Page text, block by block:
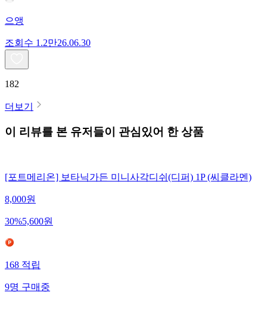
으앵
조회수 1.2만26.06.30
182
더보기
이 리뷰를 본 유저들이 관심있어 한 상품
[포트메리온] 보타닉가든 미니사각디쉬(디퍼) 1P (씨클라멘)
8,000원
30%5,600원
168적립
9명구매중